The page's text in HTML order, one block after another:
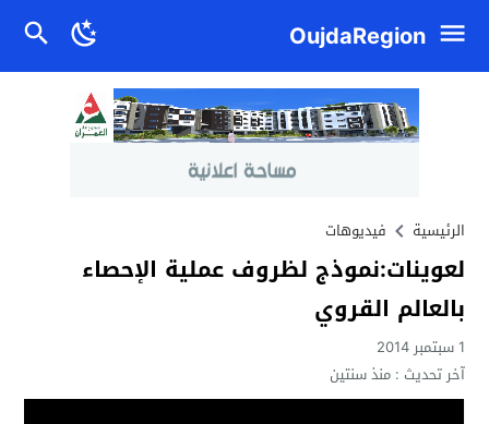
OujdaRegion
الرئيسية فيديوهات
لعوينات:نموذج لظروف عملية الإحصاء
بالعالم القروي
1 سبتمبر 2014
آخر تحديث :منذ سنتين